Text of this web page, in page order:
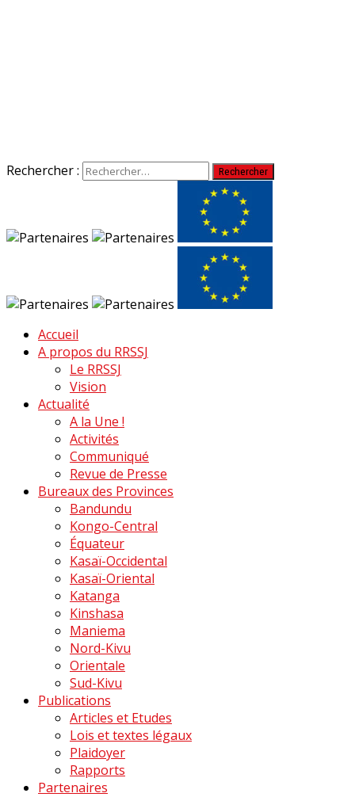
Rechercher :
Accueil
A propos du RRSSJ
Le RRSSJ
Vision
Actualité
A la Une !
Activités
Communiqué
Revue de Presse
Bureaux des Provinces
Bandundu
Kongo-Central
Équateur
Kasaï-Occidental
Kasaï-Oriental
Katanga
Kinshasa
Maniema
Nord-Kivu
Orientale
Sud-Kivu
Publications
Articles et Etudes
Lois et textes légaux
Plaidoyer
Rapports
Partenaires